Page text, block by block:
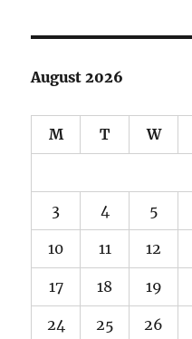
August 2026
M T W
3 4 5
10 11 12
17 18 19
24 25 26